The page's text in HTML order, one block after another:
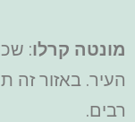
מונטה קרלו:
העיר. באזור זה
רבים.